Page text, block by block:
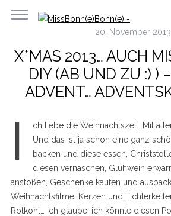
20. November 2013
X*MAS 2013… AUCH
DIY (AB UND ZU :) )
ADVENT…
I
ch liebe die Weihnachtszeit. Mit
Und das ist ja schon eine ganz
backen und diese essen,
diesen vernaschen, Glühwein
anstoßen, Geschenke kaufen und
Weihnachtsfilme, Kerzen und
Rotkohl… Ich glaube, ich könnte diesen